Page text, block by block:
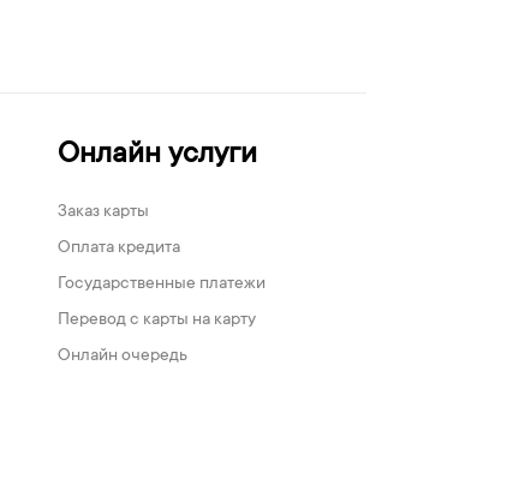
Онлайн услуги
Заказ карты
Оплата кредита
Государственные платежи
Перевод с карты на карту
Онлайн очередь